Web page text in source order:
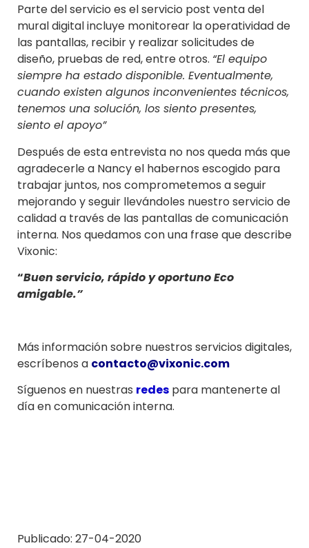
Parte del servicio es el servicio post venta del
mural digital incluye monitorear la operatividad de
las pantallas, recibir y realizar solicitudes de
diseño, pruebas de red, entre otros. “El equipo
siempre ha estado disponible. Eventualmente,
cuando existen algunos inconvenientes técnicos,
tenemos una solución, los siento presentes,
siento el apoyo”
Después de esta entrevista no nos queda más que
agradecerle a Nancy el habernos escogido para
trabajar juntos, nos comprometemos a seguir
mejorando y seguir llevándoles nuestro servicio de
calidad a través de las pantallas de comunicación
interna. Nos quedamos con una frase que describe
Vixonic:
“Buen servicio, rápido y oportuno Eco
amigable.”
Más información sobre nuestros servicios digitales,
escríbenos a contacto@vixonic.com
Síguenos en nuestras redes para mantenerte al
día en comunicación interna.
Publicado: 27-04-2020